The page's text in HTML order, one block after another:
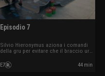
Episodio 7
Silvio Hieronymus aziona i comandi
della gru per evitare che il braccio urti
Vitalis Lange sta montando una casa
prefabbricata nel Münsterland.
E7 44 min